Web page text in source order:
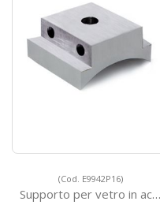
(Cod. E9942P16)
Supporto per vetro in acciao E9942P16